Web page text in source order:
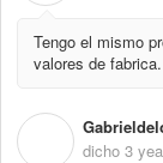
Tengo el mismo
valores de
dicho 3